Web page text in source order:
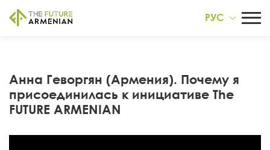
РУС
Анна Геворгян (Армения). Почему я
присоединилась к инициативе The
FUTURE ARMENIAN